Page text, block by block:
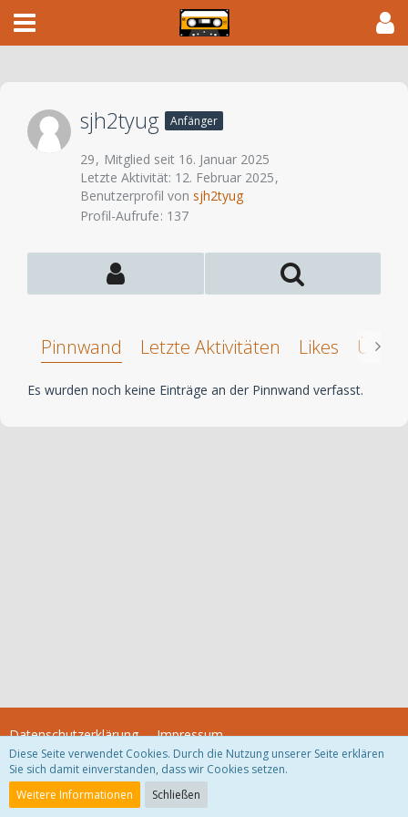
sjh2tyug Anfänger
29
Mitglied seit 16. Januar 2025
Letzte Aktivität: 12. Februar 2025
Benutzerprofil von sjh2tyug
Profil-Aufrufe 137
Pinnwand Letzte Aktivitäten Likes Über
Es wurden noch keine Einträge an der Pinnwand verfasst.
Datenschutzerklärung Impressum
Community-Software:
Diese Seite verwendet Cookies. Durch die Nutzung unserer Seite erklären
Sie sich damit einverstanden, dass wir Cookies setzen.
Weitere Informationen
Schließen